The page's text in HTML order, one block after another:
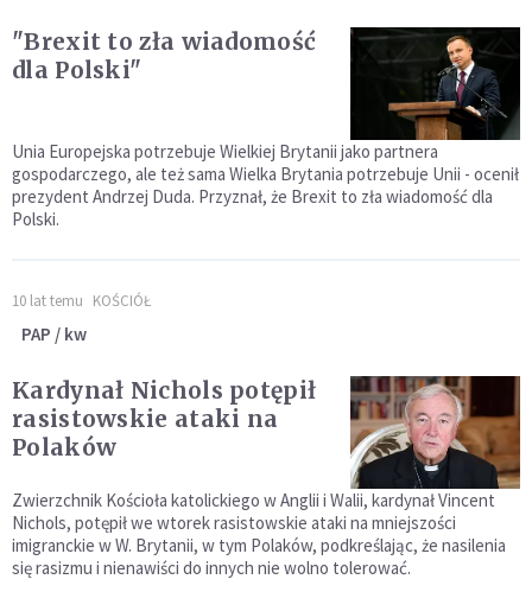
"Brexit to zła wiadomość
dla Polski"
Unia Europejska potrzebuje Wielkiej Brytanii jako partnera
gospodarczego, ale też sama Wielka Brytania potrzebuje Unii - ocenił
prezydent Andrzej Duda. Przyznał, że Brexit to zła wiadomość dla
Polski.
10 lat temu KOŚCIÓŁ
PAP / kw
Kardynał Nichols potępił
rasistowskie ataki na
Polaków
Zwierzchnik Kościoła katolickiego w Anglii i Walii, kardynał Vincent
Nichols, potępił we wtorek rasistowskie ataki na mniejszości
imigranckie w W. Brytanii, w tym Polaków, podkreślając, że nasilenia
się rasizmu i nienawiści do innych nie wolno tolerować.